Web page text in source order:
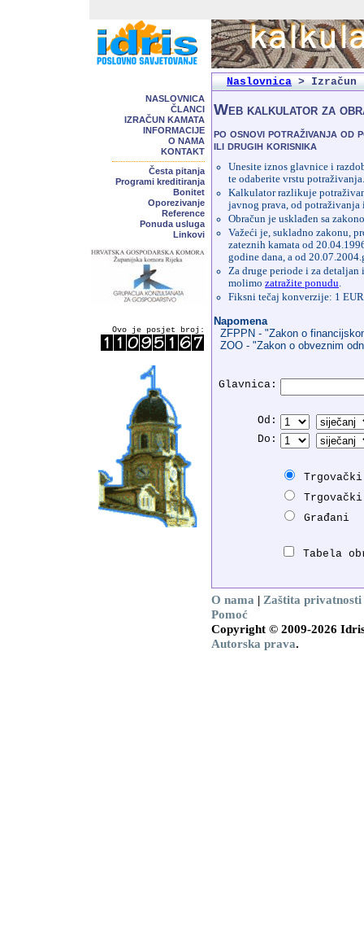
NASLOVNICA
ČLANCI
IZRAČUN KAMATA
INFORMACIJE
O NAMA
KONTAKT
Česta pitanja
Programi kreditiranja
Bonitet
Oporezivanje
Reference
Ponuda usluga
Linkovi
Ovo je posjet broj:
Naslovnica>Izračun
Web kalkulator za
po osnovi potraživanja od
ili drugih korisnika
Unesite iznos glavnice i
te odaberite vrstu potraživanja.
Kalkulator razlikuje
javnog prava, od potraživanja
Obračun je usklađen sa
Važeći je, sukladno zakonu,
zateznih kamata od
godine dana, a od
Za druge periode i za detaljan
molimo zatražite ponudu.
Fiksni tečaj konverzije: 1
Napomena
ZFPPN - "Zakon o
ZOO - "Zakon o obveznim
Glavnica:
Od:
Do:
Građani
Tabela
O nama | Zaštita privatnosti
Pomoć
Copyright © 2009-2026
Autorska prava.